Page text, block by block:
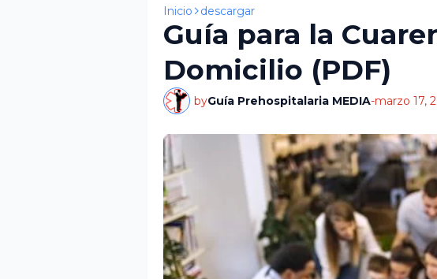
Inicio descargar
Guía para la
Domicilio (PDF)
byGuía Prehospitalaria MEDIA-marzo 17,